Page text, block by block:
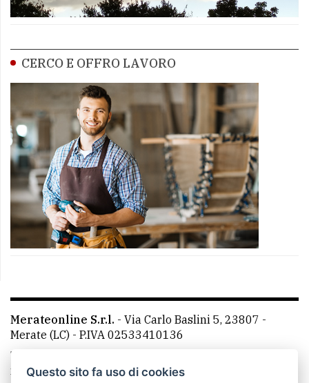
CERCO E OFFRO LAVORO
Merateonline S.r.l. - Via Carlo Baslini 5, 23807 -
Merate (LC) - P.IVA 02533410136
Telefono:
mail: redazione@merateonline.it
Questo sito fa uso di cookies